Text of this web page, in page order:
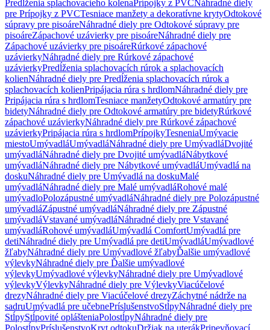
Predĺženia splachovacieho kolenaPrípojky z PVCNáhradné diely
pre Prípojky z PVCTesniace manžety a dekoratívne krytyOdtokové
súpravy pre pisoáreNáhradné diely pre Odtokové súpravy pre
pisoáreZápachové uzávierky pre pisoáreNáhradné diely pre
Zápachové uzávierky pre pisoáreRúrkové zápachové
uzávierkyNáhradné diely pre Rúrkové zápachové
uzávierkyPredĺženia splachovacích rúrok a splachovacích
kolienNáhradné diely pre Predĺženia splachovacích rúrok a
splachovacích kolienPripájacia rúra s hrdlomNáhradné diely pre
Pripájacia rúra s hrdlomTesniace manžetyOdtokové armatúry pre
bidetyNáhradné diely pre Odtokové armatúry pre bidetyRúrkové
zápachové uzávierkyNáhradné diely pre Rúrkové zápachové
uzávierkyPripájacia rúra s hrdlomPrípojkyTesneniaUmývacie
miestoUmývadláUmývadláNáhradné diely pre UmývadláDvojité
umývadláNáhradné diely pre Dvojité umývadláNábytkové
umývadláNáhradné diely pre Nábytkové umývadláUmývadlá na
doskuNáhradné diely pre Umývadlá na doskuMalé
umývadláNáhradné diely pre Malé umývadláRohové malé
umývadloPolozápustné umývadláNáhradné diely pre Polozápustné
umývadláZápustné umývadláNáhradné diely pre Zápustné
umývadláVstavané umývadláNáhradné diely pre Vstavané
umývadláRohové umývadláUmývadlá ComfortUmývadlá pre
detiNáhradné diely pre Umývadlá pre detiUmývadláUmývadlové
žľabyNáhradné diely pre Umývadlové žľabyĎalšie umývadlové
výlevkyNáhradné diely pre Ďalšie umývadlové
výlevkyUmývadlové výlevkyNáhradné diely pre Umývadlové
výlevkyVýlevkyNáhradné diely pre VýlevkyViacúčelové
drezyNáhradné diely pre Viacúčelové drezyZáchytné nádrže na
sadruUmývadlá pre učebnePríslušenstvoStĺpyNáhradné diely pre
StĺpyStĺpovité oplášteniaPolostĺpyNáhradné diely pre
PolostĺpyPríslušenstvoKryt odtokuDržiak na uterákPripevňovací